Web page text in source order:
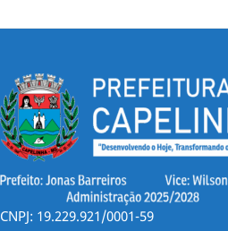
CNPJ: 19.229.921/0001-59